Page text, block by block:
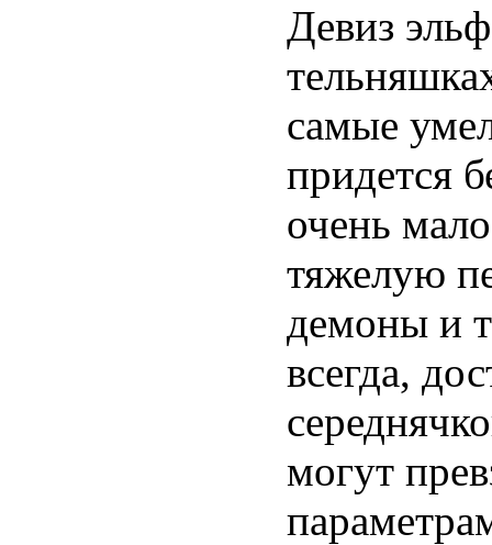
Девиз
самые
придется
очень
тяжелую
демоны и
всегда,
могут